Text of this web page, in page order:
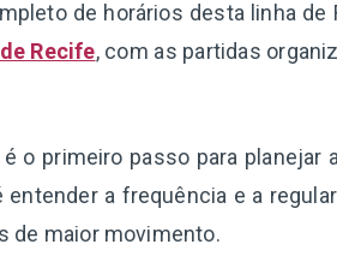
de horários desta linha de
Recife, com as partidas
o primeiro passo para planejar
a frequência e a
de maior movimento.